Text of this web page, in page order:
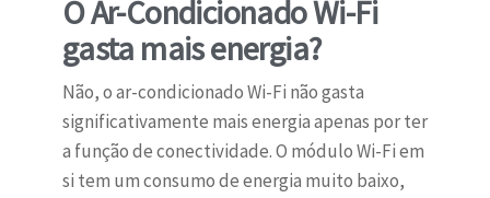
O Ar-Condicionado Wi-Fi
gasta mais energia?
Não, o ar-condicionado Wi-Fi não gasta
significativamente mais energia apenas por ter
a função de conectividade. O módulo Wi-Fi em
si tem um consumo de energia muito baixo,